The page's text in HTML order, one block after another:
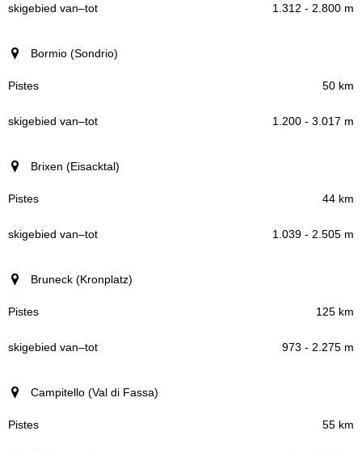
1.312 - 2.800 m
Bormio (Sondrio)
50 km
1.200 - 3.017 m
Brixen (Eisacktal)
44 km
1.039 - 2.505 m
Bruneck (Kronplatz)
125 km
973 - 2.275 m
Campitello (Val di Fassa)
55 km